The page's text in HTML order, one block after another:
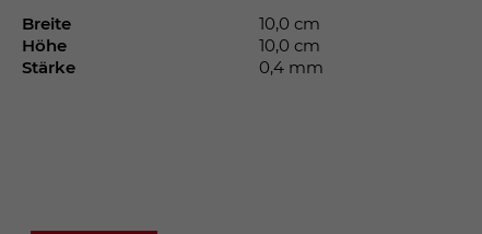
Breite
10,0 cm
Höhe
10,0 cm
Stärke
0,4 mm